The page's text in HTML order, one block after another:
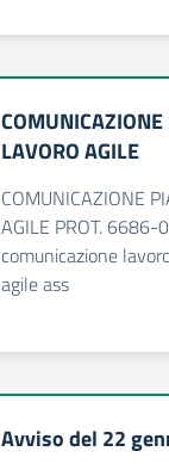
LAVORO AGILE
COMUNICAZIONE
AGILE PROT.
comunicazione
agile ass
Avviso del 22